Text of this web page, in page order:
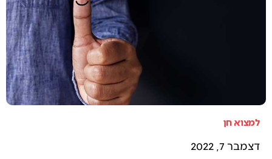
למצוא חן
דצמבר 7, 2022